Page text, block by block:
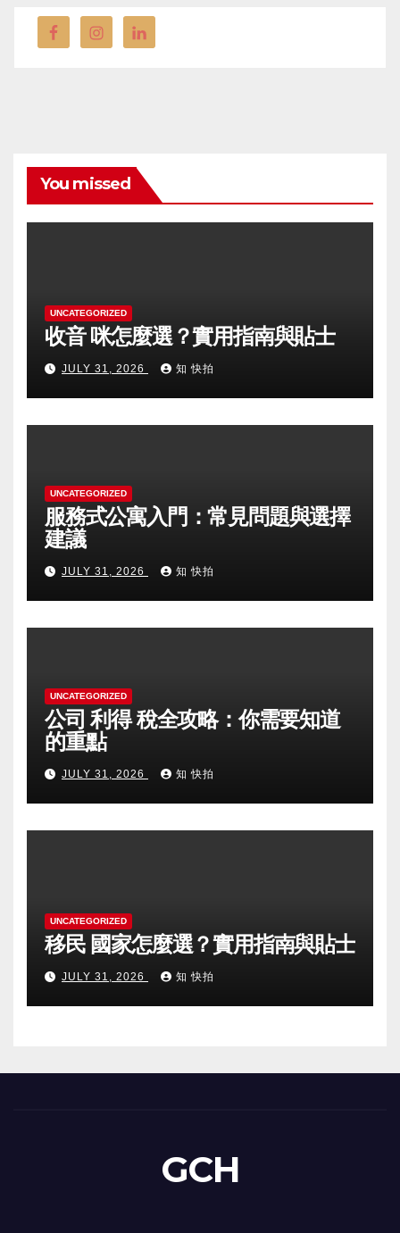
You missed
UNCATEGORIZED
收音 咪怎麼選？實用指南與貼士
JULY 31, 2026 知 快拍
UNCATEGORIZED
服務式公寓入門：常見問題與選擇
建議
JULY 31, 2026 知 快拍
UNCATEGORIZED
公司 利得 稅全攻略：你需要知道
的重點
JULY 31, 2026 知 快拍
UNCATEGORIZED
移民 國家怎麼選？實用指南與貼士
JULY 31, 2026 知 快拍
GCH